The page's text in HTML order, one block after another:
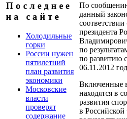
П о с л е д н е е
н а с а й т е
Холодильные
горки
России нужен
пятилетний
план развития
экономики
Московские
власти
проверят
содержание
По
данный
президента
по
по развитию
06.11.2012
Включенные
находятся в
развития
в